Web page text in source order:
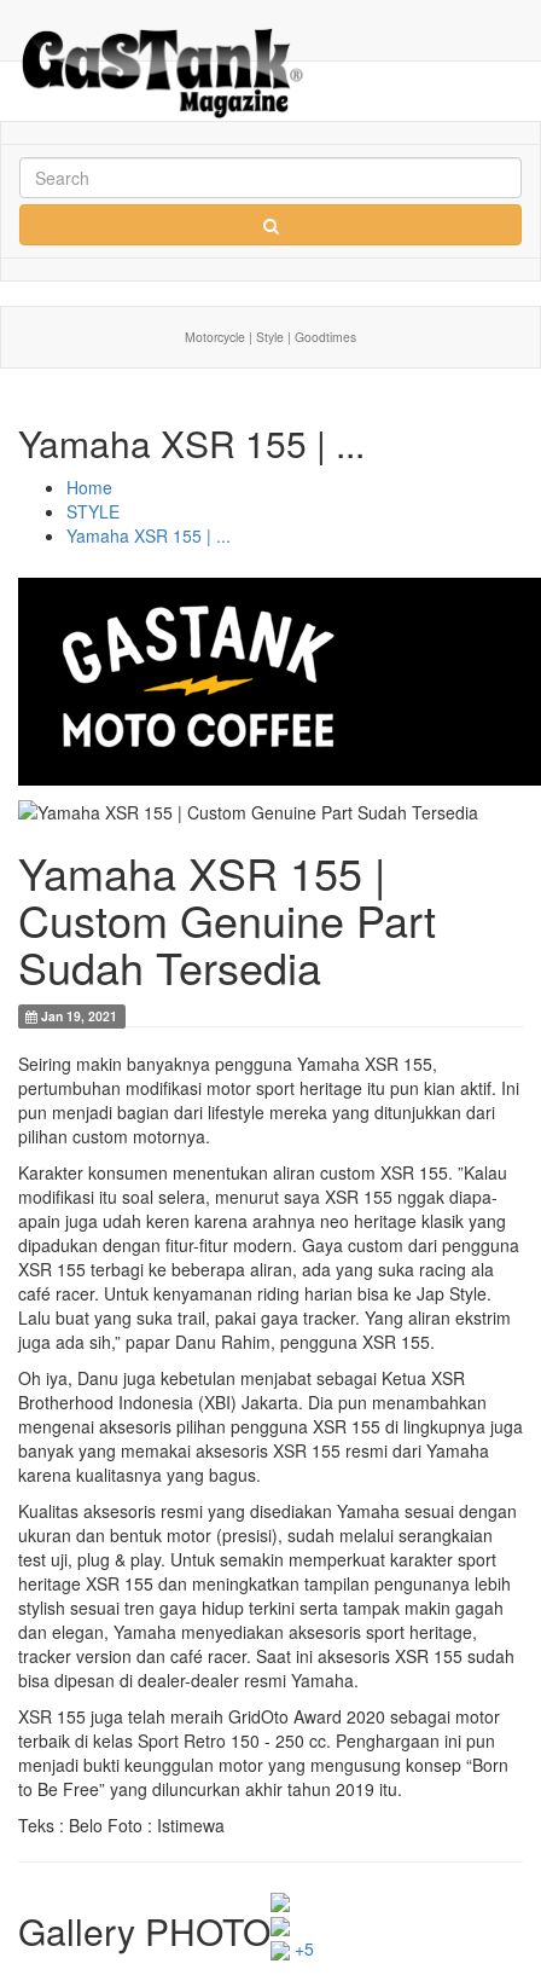
Motorcycle | Style | Goodtimes
Yamaha XSR 155 | ...
Home
STYLE
Yamaha XSR 155 | ...
Yamaha XSR 155 |
Custom Genuine Part
Sudah Tersedia
Jan 19, 2021
Seiring makin banyaknya pengguna Yamaha XSR 155,
pertumbuhan modifikasi motor sport heritage itu pun kian aktif. Ini
pun menjadi bagian dari lifestyle mereka yang ditunjukkan dari
pilihan custom motornya.
Karakter konsumen menentukan aliran custom XSR 155. ”Kalau
modifikasi itu soal selera, menurut saya XSR 155 nggak diapa-
apain juga udah keren karena arahnya neo heritage klasik yang
dipadukan dengan fitur-fitur modern. Gaya custom dari pengguna
XSR 155 terbagi ke beberapa aliran, ada yang suka racing ala
café racer. Untuk kenyamanan riding harian bisa ke Jap Style.
Lalu buat yang suka trail, pakai gaya tracker. Yang aliran ekstrim
juga ada sih,” papar Danu Rahim, pengguna XSR 155.
Oh iya, Danu juga kebetulan menjabat sebagai Ketua XSR
Brotherhood Indonesia (XBI) Jakarta. Dia pun menambahkan
mengenai aksesoris pilihan pengguna XSR 155 di lingkupnya juga
banyak yang memakai aksesoris XSR 155 resmi dari Yamaha
karena kualitasnya yang bagus.
Kualitas aksesoris resmi yang disediakan Yamaha sesuai dengan
ukuran dan bentuk motor (presisi), sudah melalui serangkaian
test uji, plug & play. Untuk semakin memperkuat karakter sport
heritage XSR 155 dan meningkatkan tampilan pengunanya lebih
stylish sesuai tren gaya hidup terkini serta tampak makin gagah
dan elegan, Yamaha menyediakan aksesoris sport heritage,
tracker version dan café racer. Saat ini aksesoris XSR 155 sudah
bisa dipesan di dealer-dealer resmi Yamaha.
XSR 155 juga telah meraih GridOto Award 2020 sebagai motor
terbaik di kelas Sport Retro 150 - 250 cc. Penghargaan ini pun
menjadi bukti keunggulan motor yang mengusung konsep “Born
to Be Free” yang diluncurkan akhir tahun 2019 itu.
Teks : Belo Foto : Istimewa
Gallery PHOTO +5